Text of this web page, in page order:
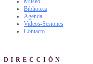
Biblioteca
Agenda
Videos-Sesiones
Contacto
DIRECCIÓN